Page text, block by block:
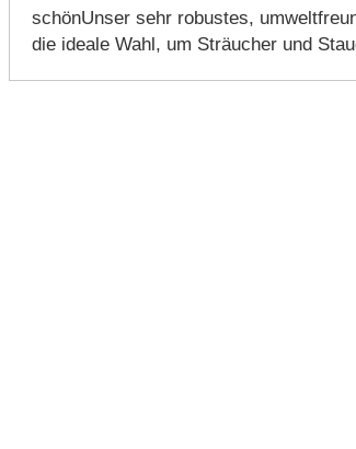
schönUnser sehr robustes,
die ideale Wahl, um Sträucher und